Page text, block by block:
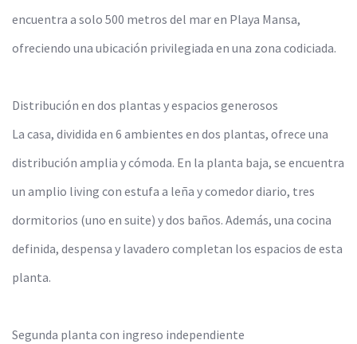
encuentra a solo 500 metros del mar en Playa Mansa,
ofreciendo una ubicación privilegiada en una zona codiciada.
Distribución en dos plantas y espacios generosos
La casa, dividida en 6 ambientes en dos plantas, ofrece una
distribución amplia y cómoda. En la planta baja, se encuentra
un amplio living con estufa a leña y comedor diario, tres
dormitorios (uno en suite) y dos baños. Además, una cocina
definida, despensa y lavadero completan los espacios de esta
planta.
Segunda planta con ingreso independiente